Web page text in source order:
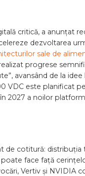
critică, a anunțat
dezvoltarea
sale de
progrese
avansând de la
VDC este planificat
2027 a noilor
cotitură: distribuția
face față
Vertiv și NVIDIA